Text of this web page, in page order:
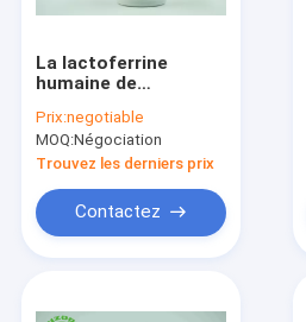
La lactoferrine
humaine de
d'origine de grain de
riz biologique
recherche des
réactifs 146897-68-9
Prix:negotiable
MOQ:Négociation
Trouvez les derniers prix
Contactez